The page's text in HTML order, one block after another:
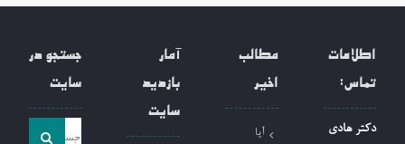
اطلاعات
تماس:
دکتر هادی
مطالب
اخیر
آیا
آمار
بازدید
سایت
جستجو در
سایت